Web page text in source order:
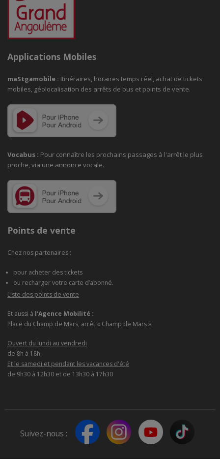
Applications Mobiles
maStgamobile : Itinéraires, horaires temps réel, achat de tickets
mobiles, géolocalisation des arrêts de bus et points de vente.
Vocabus : Pour connaître les prochains passages à l'arrêt le plus
proche, via une annonce vocale.
Points de vente
Chez nos partenaires :
pour acheter des tickets
ou recharger votre carte d’abonné.
Liste des points de vente
Et aussi à l'Agence Mobilité :
Place du Champ de Mars, arrêt « Champ de Mars »
Ouvert du lundi au vendredi
de 8h à 18h
Et le samedi et pendant les vacances d'été
de 9h30 à 12h30 et de 13h30 à 17h30
Suivez-nous :